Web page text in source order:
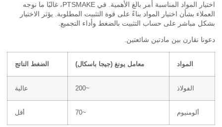
اختيار المواد المناسبة أمر بالغ الأهمية. في PTSMAKE، غالبًا ما نوجه
بشأن اختيار المواد بناءً على قوة التثبيت المطلوبة. يؤثر الاختيار
مباشر على حساب التثبيت بالضغط وأداء التجميع.
نقارن بين مادتين شائعتين.
معامل يونغ (جيجا باسكال) الضغط الناتج
الفولاذ
ألومنيوم